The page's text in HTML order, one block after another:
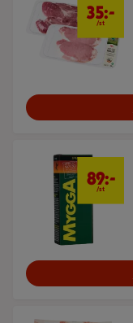
35:-
/st
89 kr/st
89:-
/st